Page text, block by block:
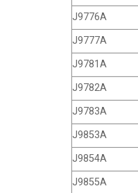
J9776A
J9777A
J9781A
J9782A
J9783A
J9853A
J9854A
J9855A